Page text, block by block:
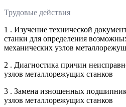
Трудовые действия
1 . Изучение технической
станки для определения
механических узлов
2 . Диагностика причин
узлов металлорежущих станков
3 . Замена изношенных
узлов металлорежущих станков